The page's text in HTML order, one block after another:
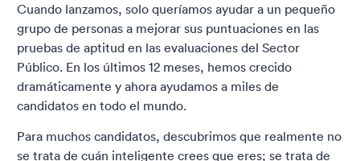
Cuando lanzamos, solo queríamos ayudar a un pequeño
grupo de personas a mejorar sus puntuaciones en las
pruebas de aptitud en las evaluaciones del Sector
Público. En los últimos 12 meses, hemos crecido
dramáticamente y ahora ayudamos a miles de
candidatos en todo el mundo.
Para muchos candidatos, descubrimos que realmente no
se trata de cuán inteligente crees que eres; se trata de